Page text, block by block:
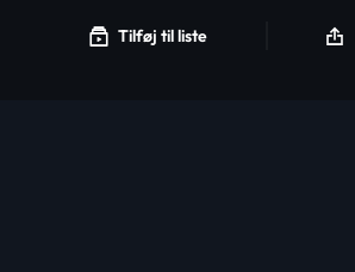
Tilføj til liste